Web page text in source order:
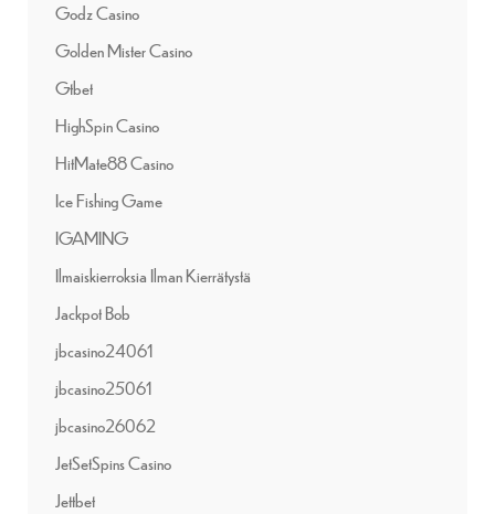
Godz Casino
Golden Mister Casino
Gtbet
HighSpin Casino
HitMate88 Casino
Ice Fishing Game
IGAMING
Ilmaiskierroksia Ilman Kierrätystä
Jackpot Bob
jbcasino24061
jbcasino25061
jbcasino26062
JetSetSpins Casino
Jettbet